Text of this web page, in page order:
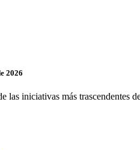
2026
las iniciativas más trascendentes